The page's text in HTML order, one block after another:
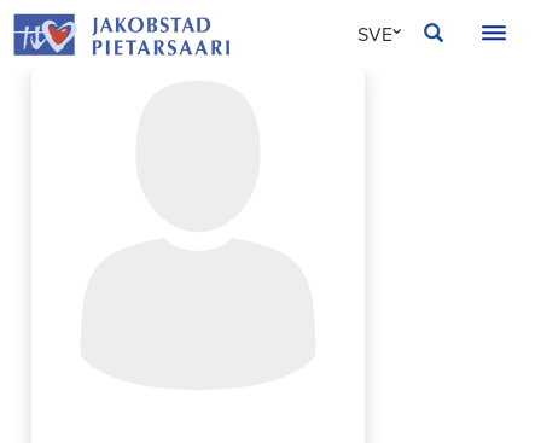
Hoppa
till
SVE